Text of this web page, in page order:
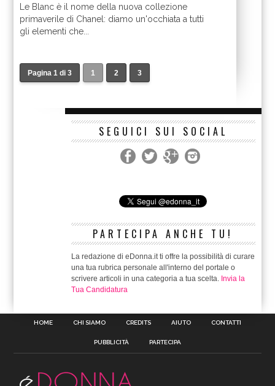
Le Blanc è il nome della nuova collezione
primaverile di Chanel: diamo un'occhiata a tutti
gli elementi che...
Pagina 1 di 3 1 2 3
SEGUICI SUI SOCIAL
PARTECIPA ANCHE TU!
La redazione di eDonna.it ti offre la possibilità di curare
una tua rubrica personale all'interno del portale o
scrivere articoli in una categoria a tua scelta. Invia la
Tua Candidatura
HOME CHI SIAMO CREDITS AIUTO CONTATTI
PUBBLICITÀ PARTECIPA